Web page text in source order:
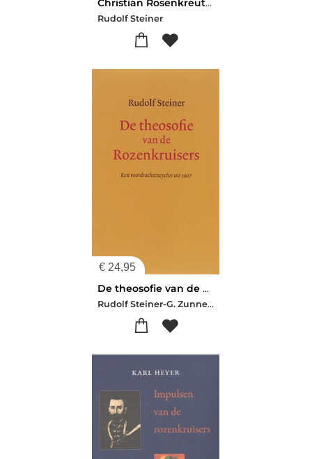
Christian Rosenkreutz en de rozenkruisers
Rudolf Steiner
€ 24,95
De theosofie van de Rozenkruisers
Rudolf Steiner-G. Zunneberg